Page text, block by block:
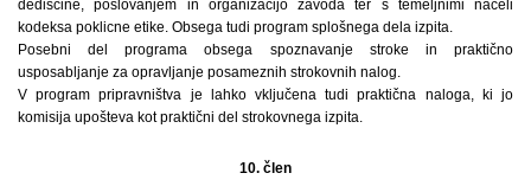
dediščine, poslovanjem in organizacijo zavoda ter s temeljnimi načeli
kodeksa poklicne etike. Obsega tudi program splošnega dela izpita.
Posebni del programa obsega spoznavanje stroke in praktično
usposabljanje za opravljanje posameznih strokovnih nalog.
V program pripravništva je lahko vključena tudi praktična naloga, ki jo
komisija upošteva kot praktični del strokovnega izpita.
10. člen